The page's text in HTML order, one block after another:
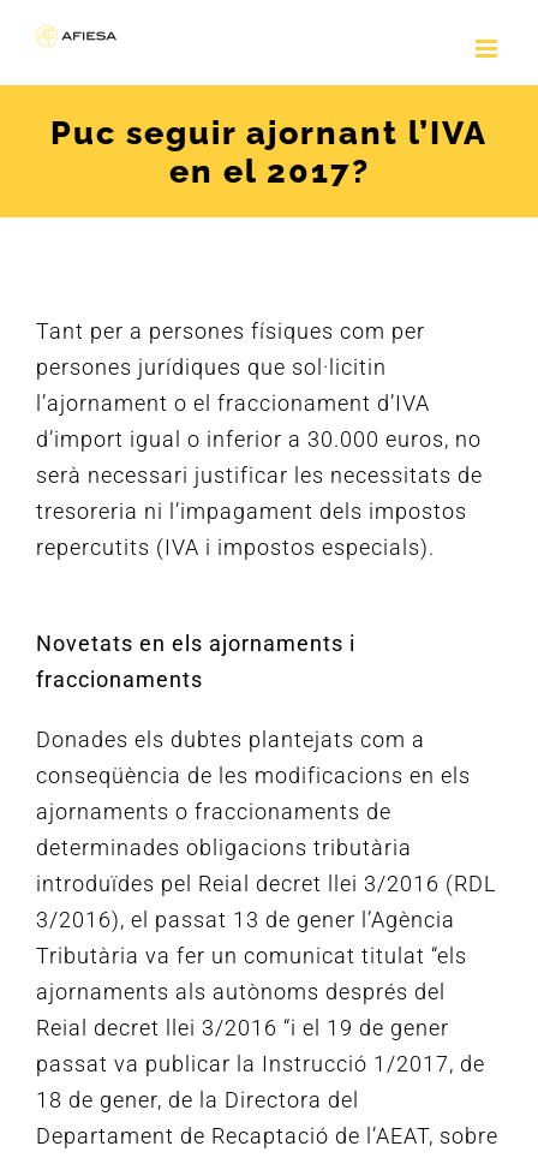
content
Puc seguir ajornant l’IVA
en el 2017?
Tant per a persones físiques com per
persones jurídiques que sol·licitin
l’ajornament o el fraccionament d’IVA
d’import igual o inferior a 30.000 euros, no
serà necessari justificar les necessitats de
tresoreria ni l’impagament dels impostos
repercutits (IVA i impostos especials).
Novetats en els ajornaments i
fraccionaments
Donades els dubtes plantejats com a
conseqüència de les modificacions en els
ajornaments o fraccionaments de
determinades obligacions tributària
introduïdes pel Reial decret llei 3/2016 (RDL
3/2016), el passat 13 de gener l’Agència
Tributària va fer un comunicat titulat “els
ajornaments als autònoms després del
Reial decret llei 3/2016 “i el 19 de gener
passat va publicar la Instrucció 1/2017, de
18 de gener, de la Directora del
Departament de Recaptació de l’AEAT, sobre